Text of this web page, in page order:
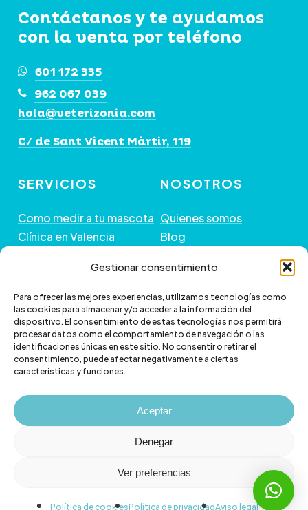
Gestionar consentimiento
Para ofrecer las mejores experiencias, utilizamos tecnologías como
las cookies para almacenar y/o acceder a la información del
dispositivo. El consentimiento de estas tecnologías nos permitirá
procesar datos como el comportamiento de navegación o las
identificaciones únicas en este sitio. No consentir o retirar el
consentimiento, puede afectar negativamente a ciertas
características y funciones.
Aceptar
Denegar
Ver preferencias
Política de cookiesPolítica de privacidadAviso legal
pueden
elegir
la
página
de
producto
pueden
elegir
Contáctanos y te ayudamos
con la venta por teléfono
601 172 335
962 067 039
hola@veterizonia.com
C/ de Sant Vicent Màrtir, 119
SERVICIOS
Como medir a tu mascota
Clínica en Valencia
NOSOTROS
Quienes somos
Blog
GUÍA DE COMPRA
Preguntas frecuentes
Paga a plazos con Klarna
Paga a plazos con
scalapay
+ INFORMACIÓN
Política de envío
Cambios y devoluciones
Política de Privacidad
facebook
instagram